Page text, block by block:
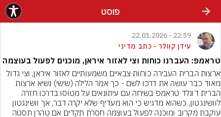
פוסט
22:59 - 22.01.2026
עידן קוולר - כתב מדיני
טראמפ: העברנו כוחות וצי לאזור איראן, מוכנים לפעול בעוצמה
ארצות הברית העבירה כוחות צבאיים משמעותיים לאזור איראן, וצי גדול
מאוד כבר עושה את דרכו לשם - כך אמר הלילה (שישי) נשיא ארצות